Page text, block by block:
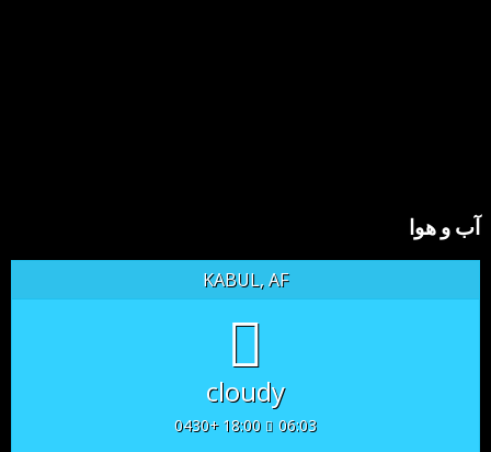
آب و هوا
KABUL, AF
cloudy
06:03
18:00 +0430